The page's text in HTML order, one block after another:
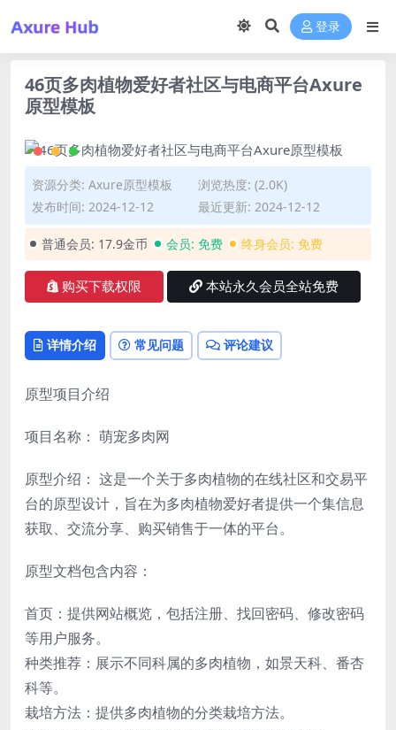
登录
46页多肉植物爱好者社区与电商平台Axure
原型模板
资源分类: Axure原型模板
浏览热度: (2.0K)
发布时间: 2024-12-12
最近更新: 2024-12-12
普通会员: 17.9金币 会员: 免费 终身会员: 免费
购买下载权限 本站永久会员全站免费
详情介绍 常见问题 评论建议
原型项目介绍
项目名称： 萌宠多肉网
原型介绍： 这是一个关于多肉植物的在线社区和交易平
台的原型设计，旨在为多肉植物爱好者提供一个集信息
获取、交流分享、购买销售于一体的平台。
原型文档包含内容：
首页：提供网站概览，包括注册、找回密码、修改密码
等用户服务。
种类推荐：展示不同科属的多肉植物，如景天科、番杏
科等。
栽培方法：提供多肉植物的分类栽培方法。